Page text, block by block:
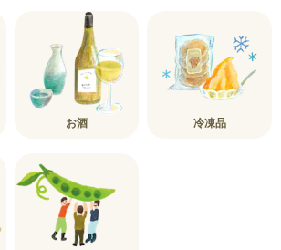
お酒 冷凍品